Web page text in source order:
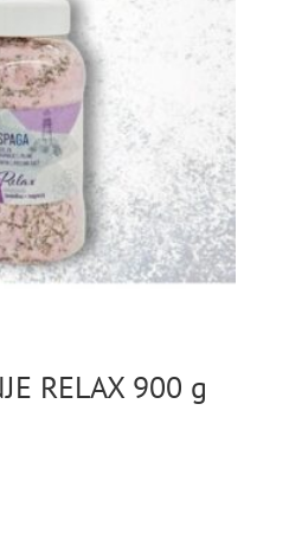
RELAX 900 g